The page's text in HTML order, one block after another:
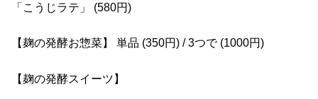
「こうじラテ」 (580円)
【麹の発酵お惣菜】 単品 (350円) / 3つで (1000円)
【麹の発酵スイーツ】